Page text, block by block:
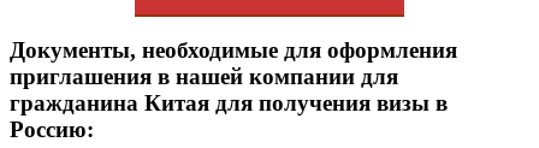
Документы, необходимые для оформления
приглашения в нашей компании для
гражданина Китая для получения визы в
Россию: